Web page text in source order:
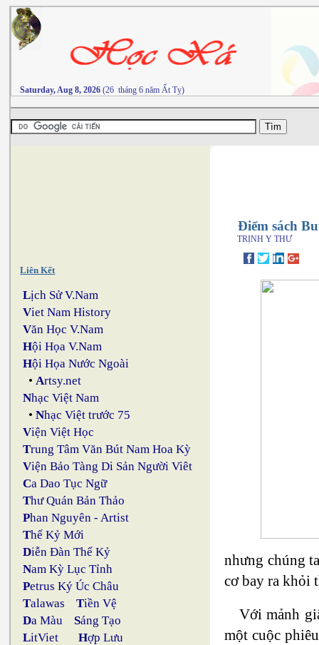
Saturday, Aug 8, 2026 (26 tháng 6 năm Ất Tỵ)
Liên Kết
Lịch Sử V.Nam
Viet Nam History
Văn Học V.Nam
Hội Họa V.Nam
Hội Họa Nước Ngoài
•Artsy.net
Nhạc Việt Nam
•Nhạc Việt trước 75
Viện Việt Học
Trung Tâm Văn Bút Nam Hoa Kỳ
Viện Bảo Tàng Di Sản Người Viêt
Ca Dao Tục Ngữ
Thư Quán Bản Thảo
Phan Nguyên - Artist
Thế Kỷ Mới
Diễn Đàn Thế Kỷ
Nam Kỳ Lục Tỉnh
Petrus Ký Úc Châu
Talawas Tiền Vệ
Da Màu Sáng Tạo
LitViet Hợp Lưu
Điểm sách
TRỊNH Y THƯ
nhưng chúng
cơ bay ra khỏi
Với mảnh
một cuộc